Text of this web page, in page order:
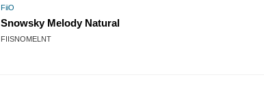
FiiO
Snowsky Melody Natural
FIISNOMELNT